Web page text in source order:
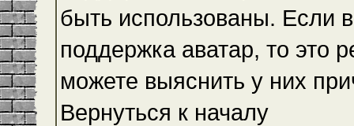
быть использованы. Если
поддержка аватар, то это
можете выяснить у них
Вернуться к началу